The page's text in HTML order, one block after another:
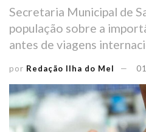
Secretaria Municipal de
população sobre a
antes de viagens
por Redação Ilha do Mel